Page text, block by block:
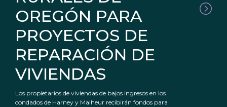
OREGÓN PARA
PROYECTOS DE
REPARACIÓN DE
VIVIENDAS
Los propietarios de viviendas de bajos ingresos en los
condados de Harney y Malheur recibirán fondos para